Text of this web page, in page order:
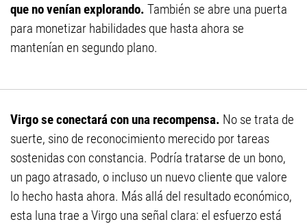
que no venían explorando. También se abre una puerta
para monetizar habilidades que hasta ahora se
mantenían en segundo plano.
Virgo se conectará con una recompensa. No se trata de
suerte, sino de reconocimiento merecido por tareas
sostenidas con constancia. Podría tratarse de un bono,
un pago atrasado, o incluso un nuevo cliente que valore
lo hecho hasta ahora. Más allá del resultado económico,
esta luna trae a Virgo una señal clara: el esfuerzo está